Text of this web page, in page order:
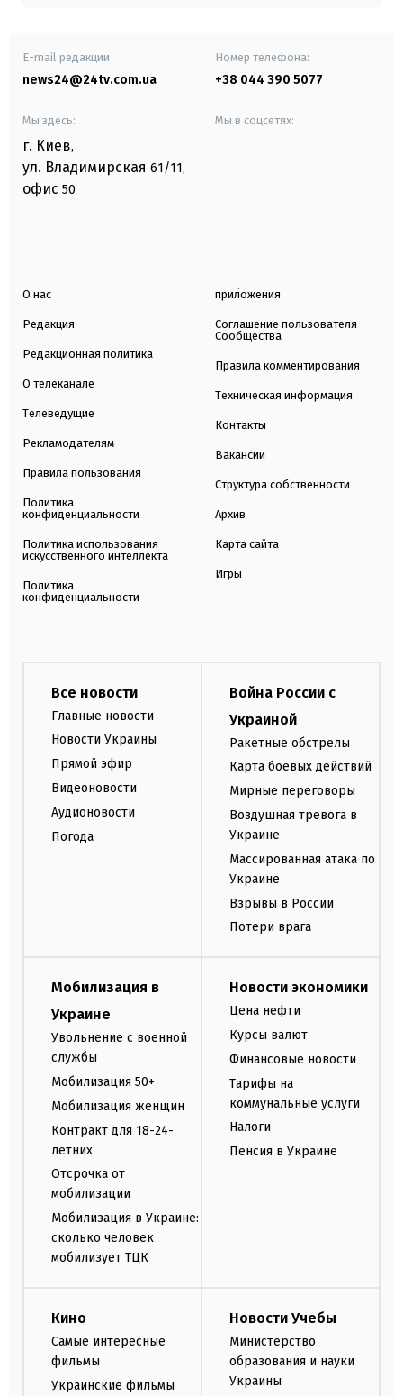
E-mail редакции
news24@24tv.com.ua
Номер телефона:
+38 044 390 5077
Мы здесь:
г. Киев,
ул. Владимирская 61/11,
офис 50
Мы в соцсетях:
О нас
Редакция
Редакционная политика
О телеканале
Телеведущие
Рекламодателям
Правила пользования
Политика
конфиденциальности
Политика использования
искусственного интеллекта
Политика
конфиденциальности
приложения
Соглашение пользователя
Сообщества
Правила комментирования
Техническая информация
Контакты
Вакансии
Структура собственности
Архив
Карта сайта
Игры
Все новости
Главные новости
Новости Украины
Прямой эфир
Видеоновости
Аудионовости
Погода
Война России с
Украиной
Ракетные обстрелы
Карта боевых действий
Мирные переговоры
Воздушная тревога в
Украине
Массированная атака по
Украине
Взрывы в России
Потери врага
Мобилизация в
Украине
Увольнение с военной
службы
Мобилизация 50+
Мобилизация женщин
Контракт для 18-24-
летних
Отсрочка от
мобилизации
Мобилизация в Украине:
сколько человек
мобилизует ТЦК
Новости экономики
Цена нефти
Курсы валют
Финансовые новости
Тарифы на
коммунальные услуги
Налоги
Пенсия в Украине
Кино
Самые интересные
фильмы
Украинские фильмы
Новости Учебы
Министерство
образования и науки
Украины